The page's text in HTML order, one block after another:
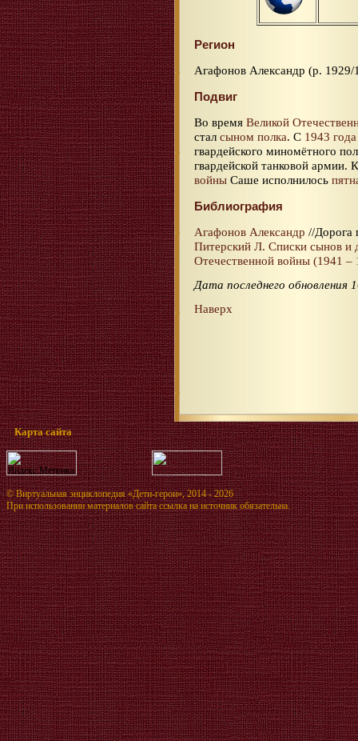
Регион
Агафонов Александр (р.
Подвиг
Во время Великой
стал сыном полка. С 1943 года
гвардейского миномётного
гвардейской танковой
войны Саше исполнилось
Библиография
Агафонов Александр //Дорога
Питерский Л. Списки сынов и
Отечественной войны (1941 –
Дата последнего обновления
Наверх
Карта сайта
©Виртуальная энциклопедия «Дети-герои», 2014 - 2026
При использовании материалов сайта ссылка на источник обязательна.